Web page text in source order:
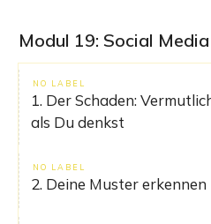
Modul 19: Social
NO LABEL
1. Der Schaden:
als Du denkst
NO LABEL
2. Deine Muster erkennen